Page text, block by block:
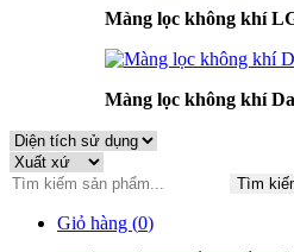
Màng lọc không khí
Màng lọc không khí
Tìm
Giỏ hàng (0)